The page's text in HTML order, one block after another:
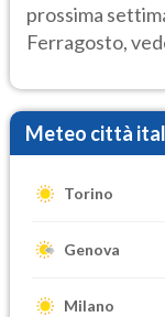
prossima
Ferragosto,
Meteo città
Torino
Genova
Milano